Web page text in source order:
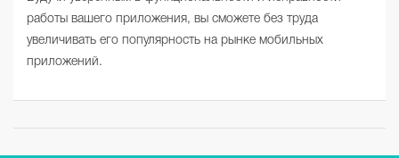
работы вашего приложения, вы сможете без труда
увеличивать его популярность на рынке мобильных
приложений.